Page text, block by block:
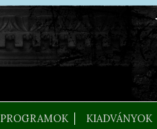
PROGRAMOK KIADVÁNYOK